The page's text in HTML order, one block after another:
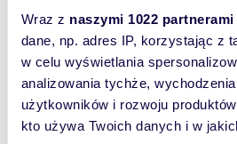
Wraz z naszymi 1022 partnerami
dane, np. adres IP, korzystając z
w celu wyświetlania
analizowania tychże,
użytkowników i rozwoju
kto używa Twoich danych i w